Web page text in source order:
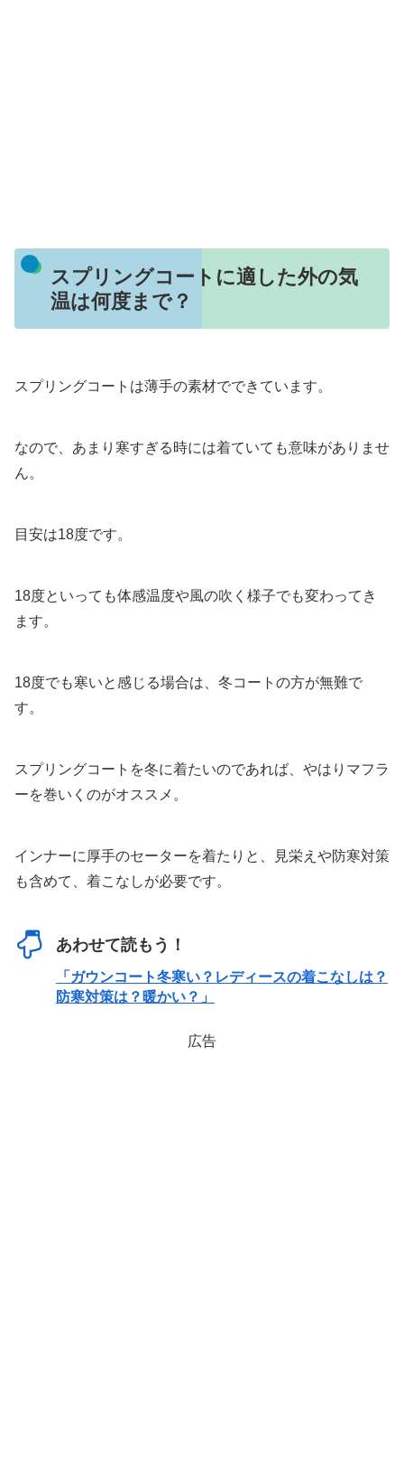
スプリングコートに適した外の気
温は何度まで？
スプリングコートは薄手の素材でできています。
なので、あまり寒すぎる時には着ていても意味がありませ
ん。
目安は18度です。
18度といっても体感温度や風の吹く様子でも変わってき
ます。
18度でも寒いと感じる場合は、冬コートの方が無難で
す。
スプリングコートを冬に着たいのであれば、やはりマフラ
ーを巻いくのがオススメ。
インナーに厚手のセーターを着たりと、見栄えや防寒対策
も含めて、着こなしが必要です。
あわせて読もう！
「ガウンコート冬寒い？レディースの着こなしは？
防寒対策は？暖かい？」
広告